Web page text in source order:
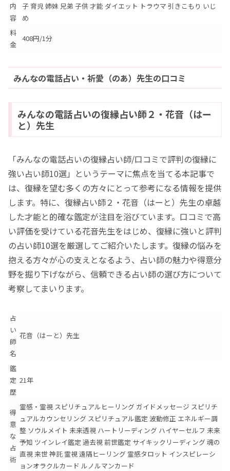
内
容
子 育児 姉妹 兄弟 子供 才能 ダイエット トラウマ 引きこもり いじ
め
料
金
408円/1分
みんなの電話占い・祈愛（のあ）先生の口コミ
みんなの電話占いの復縁占い師２・花音（はー
と）先生
「みんなの電話占いの復縁占い師/口コミで評判の復縁に
強い占い師10選」というテーマに焦点を当てる本記事で
は、復縁を望む多くの方々にとって参考になる情報を提供
します。特に、復縁占い師２・花音（はーと）先生の卓越
した才能と的確な鑑定が注目を浴びています。口コミで高
い評価を受けている花音先生をはじめ、復縁に強いと評判
の占い師10選を厳選してご紹介いたします。復縁の悩みを
抱える方々が心の支えとなるよう、占い師の魅力や得意分
野を掘り下げながら、信頼できる占い師の選び方について
考察してまいります。
占
い
師
名
花音（はーと）先生
鑑
定
歴
21年
得
意
な
占
術
霊感・霊視 スピリチュアルヒーリング ガイドメッセージ スピリチ
ュアルカウンセリング スピリチュアル鑑定 波動修正 エネルギー調
整 ソウルメイト 未来透視 ハートリーディング ハイヤーセルフ 未来
予知 ツインレイ鑑定 過去視 前世鑑定 サイキックリーディング 魂の
直視 来世 神託 霊視 遠隔ヒーリング 霊感タロット インスピレーシ
ョンオラクルカード ルノルマンカード